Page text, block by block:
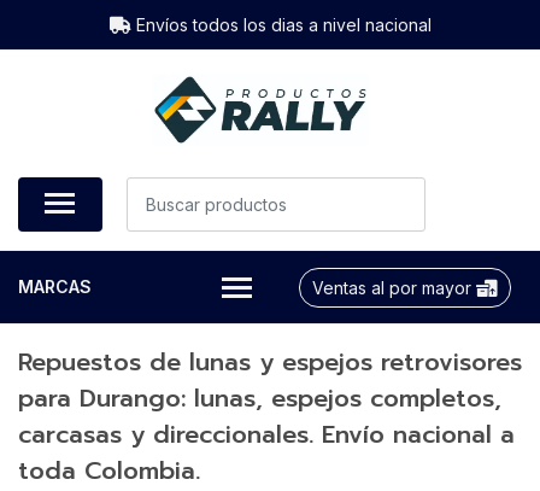
Envíos todos los dias a nivel nacional
MARCAS Ventas al por mayor
Repuestos de lunas y espejos retrovisores
para Durango: lunas, espejos completos,
carcasas y direccionales. Envío nacional a
toda Colombia.